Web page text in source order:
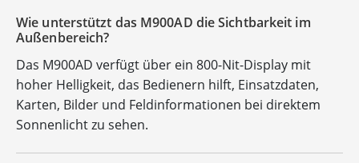
Wie unterstützt das M900AD die Sichtbarkeit im
Außenbereich?
Das M900AD verfügt über ein 800-Nit-Display mit
hoher Helligkeit, das Bedienern hilft, Einsatzdaten,
Karten, Bilder und Feldinformationen bei direktem
Sonnenlicht zu sehen.